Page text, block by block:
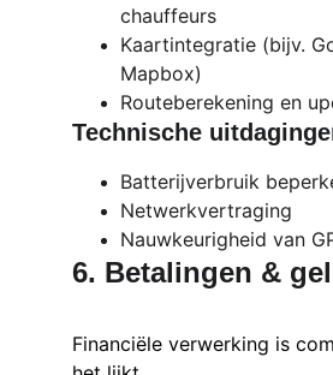
chauffeurs
Kaartintegratie (bijv.
Mapbox)
Routeberekening en
Technische
Batterijverbruik
Netwerkvertraging
Nauwkeurigheid van
6. Betalingen &
Financiële verwerking is